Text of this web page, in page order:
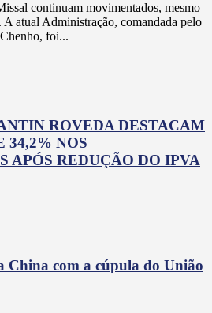
continuam movimentados, mesmo
A atual Administração, comandada pelo
foi...
ROVEDA DESTACAM
34,2% NOS
APÓS REDUÇÃO DO IPVA
China com a cúpula do União